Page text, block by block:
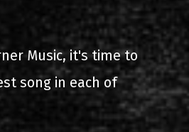
Music, it's time to
song in each of